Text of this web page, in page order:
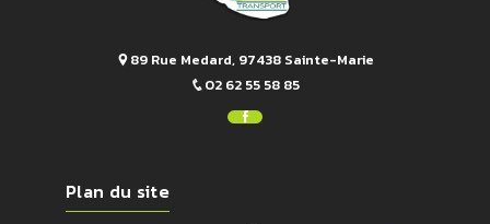
89 Rue Medard, 97438 Sainte-Marie
02 62 55 58 85
Plan du site